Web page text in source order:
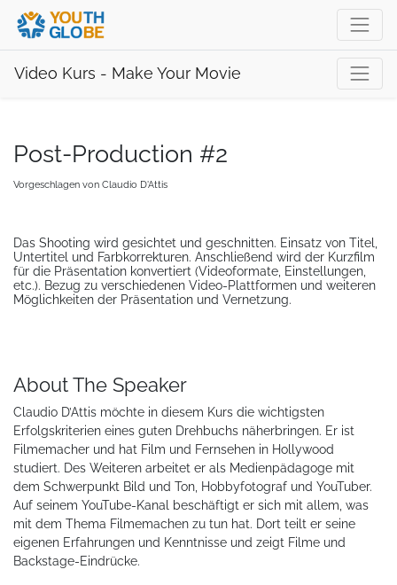
Video Kurs - Make Your Movie
Post-Production #2
Vorgeschlagen von Claudio D'Attis
Das Shooting wird gesichtet und geschnitten. Einsatz von Titel,
Untertitel und Farbkorrekturen. Anschließend wird der Kurzfilm
für die Präsentation konvertiert (Videoformate, Einstellungen,
etc.). Bezug zu verschiedenen Video-Plattformen und weiteren
Möglichkeiten der Präsentation und Vernetzung.
About The Speaker
Claudio D’Attis möchte in diesem Kurs die wichtigsten
Erfolgskriterien eines guten Drehbuchs näherbringen. Er ist
Filmemacher und hat Film und Fernsehen in Hollywood
studiert. Des Weiteren arbeitet er als Medienpädagoge mit
dem Schwerpunkt Bild und Ton, Hobbyfotograf und YouTuber.
Auf seinem YouTube-Kanal beschäftigt er sich mit allem, was
mit dem Thema Filmemachen zu tun hat. Dort teilt er seine
eigenen Erfahrungen und Kenntnisse und zeigt Filme und
Backstage-Eindrücke.